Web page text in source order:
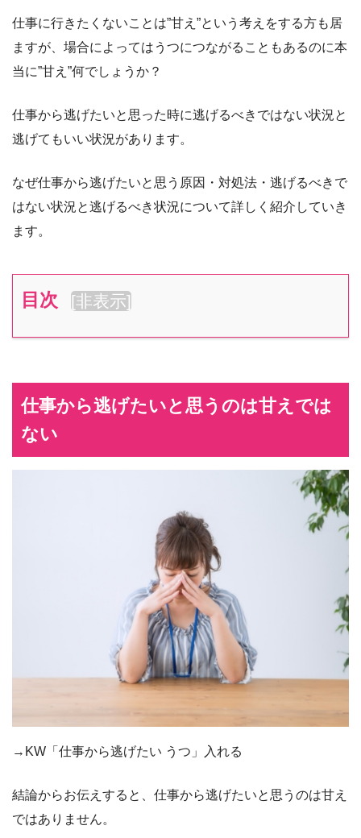
仕事に行きたくないことは”甘え”という考えをする方も居
ますが、場合によってはうつにつながることもあるのに本
当に”甘え”何でしょうか？
仕事から逃げたいと思った時に逃げるべきではない状況と
逃げてもいい状況があります。
なぜ仕事から逃げたいと思う原因・対処法・逃げるべきで
はない状況と逃げるべき状況について詳しく紹介していき
ます。
目次 [非表示]
仕事から逃げたいと思うのは甘えでは
ない
→KW「仕事から逃げたい うつ」入れる
結論からお伝えすると、仕事から逃げたいと思うのは甘え
ではありません。